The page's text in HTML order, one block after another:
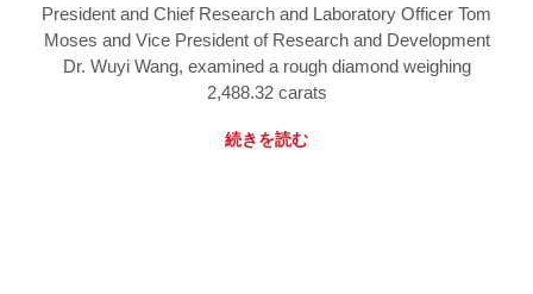
President and Chief Research and Laboratory Officer Tom
Moses and Vice President of Research and Development
Dr. Wuyi Wang, examined a rough diamond weighing
2,488.32 carats
続きを読む